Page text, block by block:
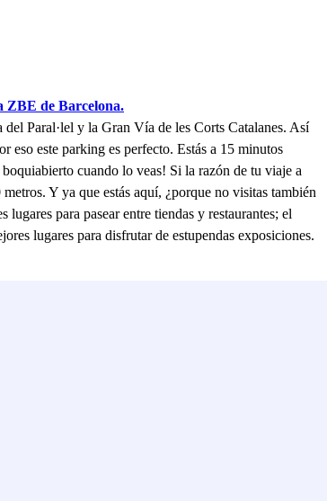
ZBE de Barcelona.
Paral·lel y la Gran Vía de les Corts Catalanes. Así
eso este parking es perfecto. Estás a 15 minutos
cuando lo veas! Si la razón de tu viaje a
Y ya que estás aquí, ¿porque no visitas también
para pasear entre tiendas y restaurantes; el
lugares para disfrutar de estupendas exposiciones.